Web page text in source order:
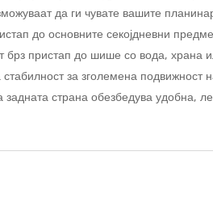
да ги чувате вашите
до основните секојдневни
брз пристап до шише со вода, храна
за зголемена
страна обезбедува удобна,